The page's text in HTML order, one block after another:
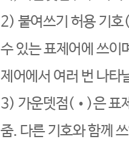
2) 붙여쓰기 허용 기호
수 있는 표제어에 쓰이
제어에서 여러 번 나타
3) 가운뎃점(•)은 표
줌. 다른 기호와 함께